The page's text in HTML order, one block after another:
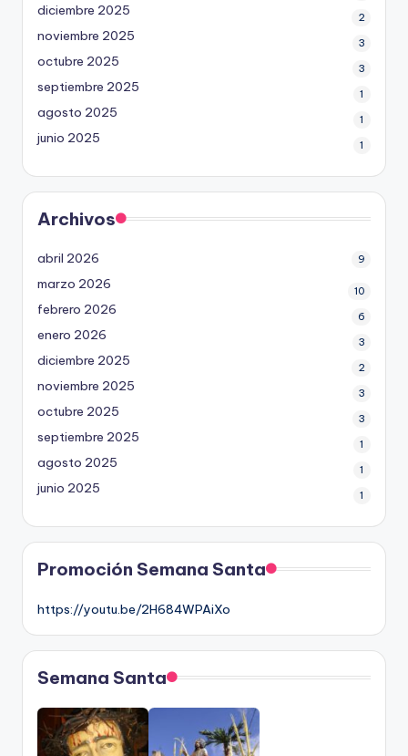
diciembre 2025 2
noviembre 2025 3
octubre 2025 3
septiembre 2025 1
agosto 2025 1
junio 2025 1
Archivos
abril 2026 9
marzo 2026 10
febrero 2026 6
enero 2026 3
diciembre 2025 2
noviembre 2025 3
octubre 2025 3
septiembre 2025 1
agosto 2025 1
junio 2025 1
Promoción Semana Santa
https://youtu.be/2H684WPAiXo
Semana Santa